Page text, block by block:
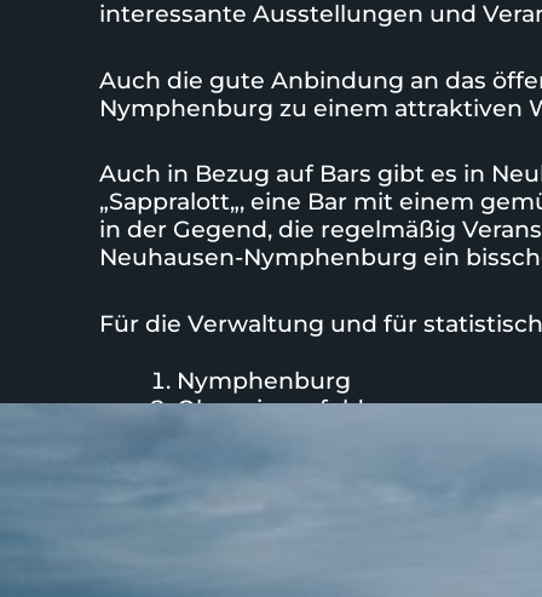
interessante Ausstellungen und
Auch die gute Anbindung an das
Nymphenburg zu einem attraktiven
Auch in Bezug auf Bars gibt es in
„Sappralott„, eine Bar mit einem
in der Gegend, die regelmäßig
Neuhausen-Nymphenburg ein
Für die Verwaltung und für
Nymphenburg
Oberwiesenfeld